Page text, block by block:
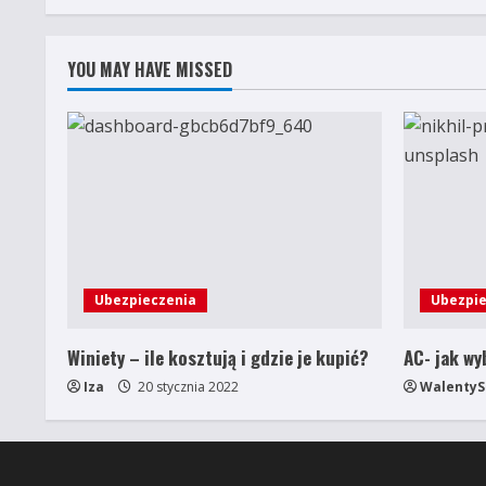
wpisów
YOU MAY HAVE MISSED
Ubezpieczenia
Winiety – ile kosztują i gdzie je kupić?
Iza 20 stycznia 2022
AC- jak